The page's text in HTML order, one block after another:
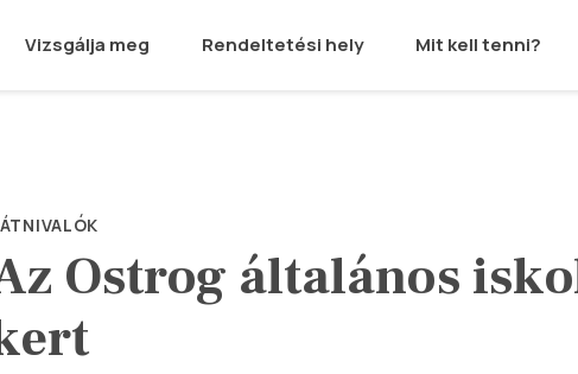
Vizsgálja meg Rendeltetési hely Mit kell tenni?
Ostrog általános